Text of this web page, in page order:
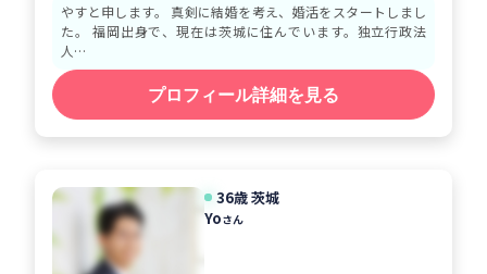
やすと申します。 真剣に結婚を考え、婚活をスタートしまし
た。 福岡出身で、現在は茨城に住んでいます。独立行政法
人…
プロフィール詳細を見る
36歳 茨城
Yoさん